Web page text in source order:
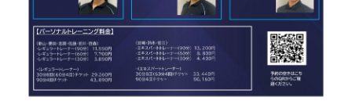
the
link
below
(start